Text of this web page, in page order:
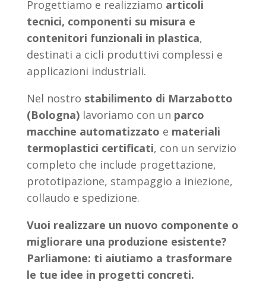
Progettiamo e realizziamo articoli
tecnici, componenti su misura e
contenitori funzionali in plastica,
destinati a cicli produttivi complessi e
applicazioni industriali.
Nel nostro stabilimento di Marzabotto
(Bologna)lavoriamo con un parco
macchine automatizzato e materiali
termoplastici certificati, con un servizio
completo che include progettazione,
prototipazione, stampaggio a iniezione,
collaudo e spedizione.
Vuoi realizzare un nuovo componente o
migliorare una produzione esistente?
Parliamone: ti aiutiamo a trasformare
le tue idee in progetti concreti.